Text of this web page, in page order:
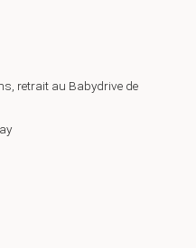
retrait au Babydrive de